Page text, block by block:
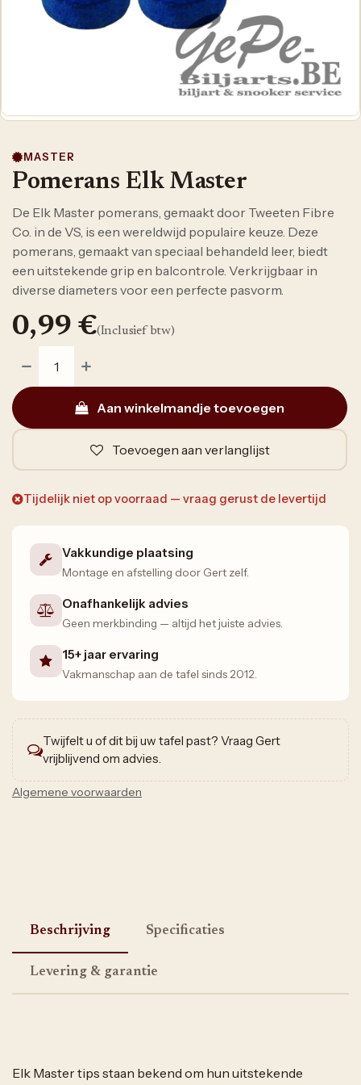
MASTER
Pomerans Elk Master
De Elk Master pomerans, gemaakt door Tweeten Fibre
Co. in de VS, is een wereldwijd populaire keuze. Deze
pomerans, gemaakt van speciaal behandeld leer, biedt
een uitstekende grip en balcontrole. Verkrijgbaar in
diverse diameters voor een perfecte pasvorm.
Aan winkelmandje toevoegen
Toevoegen aan verlanglijst
0,99 €(Inclusief btw)
Tijdelijk niet op voorraad — vraag gerust de levertijd
Vakkundige plaatsing
Montage en afstelling door Gert zelf.
Onafhankelijk advies
Geen merkbinding — altijd het juiste advies.
15+ jaar ervaring
Vakmanschap aan de tafel sinds 2012.
Twijfelt u of dit bij uw tafel past? Vraag Gert
vrijblijvend om advies.
Algemene voorwaarden
Beschrijving Specificaties
Levering & garantie
Elk Master tips staan bekend om hun uitstekende